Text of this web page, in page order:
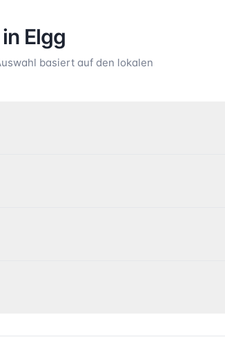
Elgg
basiert auf den lokalen